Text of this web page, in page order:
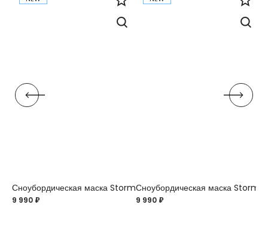
Сноубордическая маска Storm
9 990 ₽
Сноубордическая маска Storm
9 990 ₽